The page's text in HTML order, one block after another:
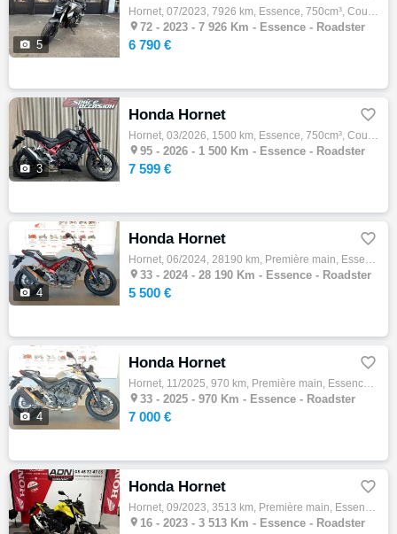
 5
Hornet, 07/2023, 7926 km, Essence, 750cm³, Couleur gris, 6790 € Equipements : ?? Honda CB750 Hornet ? Mise en circulation : 18/07/2023 ? Ki…
 72 - 2023 - 7 926 Km - Essence - Roadster
6 790 €
 3
Honda Hornet 
Hornet, 03/2026, 1500 km, Essence, 750cm³, Couleur noir, 7599 € Equipements : Honda Hornet 750, 03/2026, 1500kms, noire. Véhicule de démons…
 95 - 2026 - 1 500 Km - Essence - Roadster
7 599 €
 4
Honda Hornet 
Hornet, 06/2024, 28190 km, Première main, Essence, 750cm³, Couleur blanc, 5500 € Equipements : Votre concessionnaire Honda New Bike à Mérig…
 33 - 2024 - 28 190 Km - Essence - Roadster
5 500 €
 4
Honda Hornet 
Hornet, 11/2025, 970 km, Première main, Essence, 750cm³, Couleur gris, 7000 € Equipements : Votre concessionnaire Honda New Bike à Mérignac…
 33 - 2025 - 970 Km - Essence - Roadster
7 000 €
Honda Hornet 
Hornet, 09/2023, 3513 km, Première main, Essence, 750cm³, Couleur jaune, 5790 € Equipements : Occasion Etat neuf 1er main Entièrement d'ori…
 16 - 2023 - 3 513 Km - Essence - Roadster